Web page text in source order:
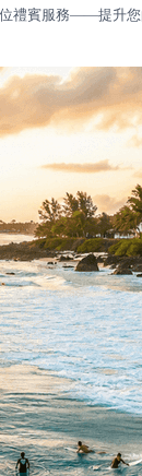
禮賓服務——提升